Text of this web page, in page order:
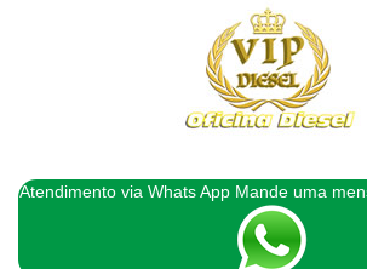
Atendimento via Whats App Mande uma